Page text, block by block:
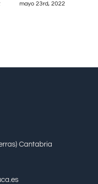
mayo 23rd, 2022
Cantabria